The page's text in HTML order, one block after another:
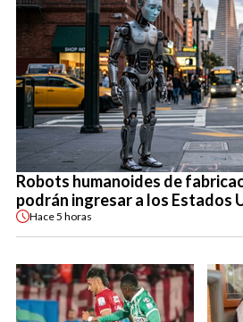
Robots humanoides de
podrán ingresar a los Estados
Hace5 horas